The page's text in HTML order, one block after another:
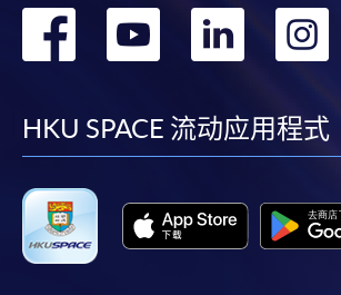
转
facebook
转
youtube
转
HKU SPACE 流动应用程式